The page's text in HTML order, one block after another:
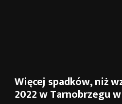
Więcej spadków, niż
2022 w Tarnobrzegu